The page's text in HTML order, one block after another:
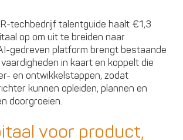
techbedrijf talentguide haalt €1,3
op om uit te breiden naar
gedreven platform brengt bestaande
in kaart en koppelt die
en ontwikkelstappen, zodat
kunnen opleiden, plannen en
doorgroeien.
voor product,